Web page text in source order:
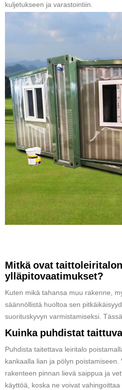
kuljetukseen ja varastointiin.
Mitkä ovat taittoleiritalon
ylläpitovaatimukset?
Kuten mikä tahansa muu rakenne,
säännöllistä huoltoa sen
suorituskyvyn varmistamiseksi.
Kuinka puhdistat
Puhdista taitettava leiritalo
kankaalla lian ja pölyn poistamiseen.
rakenteen pinnan lievä saippua ja
käyttöä, koska ne voivat